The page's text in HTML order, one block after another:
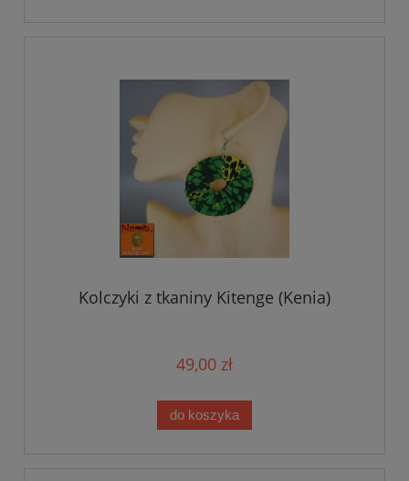
Kolczyki z tkaniny Kitenge (Kenia)
49,00 zł
do koszyka